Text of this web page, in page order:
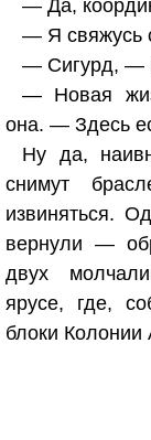
— Да,
— Я свяжусь
— Сигурд, —
— Новая
она. — Здесь
Ну да,
снимут
извиняться.
вернули —
двух
ярусе, где,
блоки